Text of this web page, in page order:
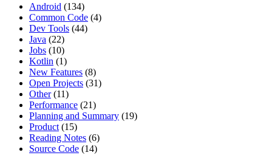
Android (134)
Common Code (4)
Dev Tools (44)
Java (22)
Jobs (10)
Kotlin (1)
New Features (8)
Open Projects (31)
Other(11)
Performance (21)
Planning and Summary (19)
Product (15)
Reading Notes (6)
Source Code (14)